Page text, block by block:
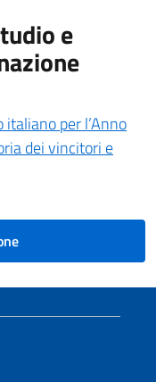
e
per l’Anno
dei vincitori e